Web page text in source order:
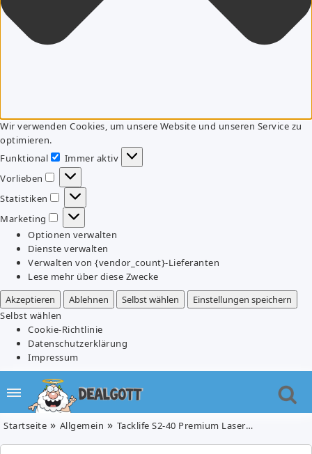
Wir verwenden Cookies, um unsere Website und unseren Service zu
optimieren.
Funktional
Funktional
Immer aktiv
Vorlieben
Vorlieben
Statistiken
Statistiken
Marketing
Marketing
Optionen verwalten
Dienste verwalten
Verwalten von {vendor_count}-Lieferanten
Lese mehr über diese Zwecke
Akzeptieren
Ablehnen Selbst wählen
Einstellungen speichern
Selbst wählen
Cookie-Richtlinie
Datenschutzerklärung
Impressum
Startseite Allgemein Tacklife S2-40 Premium Laser-Entfernungsmesser für 14,99€